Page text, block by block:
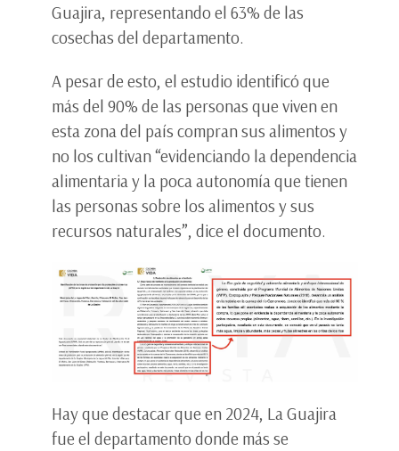
Guajira, representando el 63% de las
cosechas del departamento.
A pesar de esto, el estudio identificó que
más del 90% de las personas que viven en
esta zona del país compran sus alimentos y
no los cultivan “evidenciando la dependencia
alimentaria y la poca autonomía que tienen
las personas sobre los alimentos y sus
recursos naturales”, dice el documento.
Hay que destacar que en 2024, La Guajira
fue el departamento donde más se